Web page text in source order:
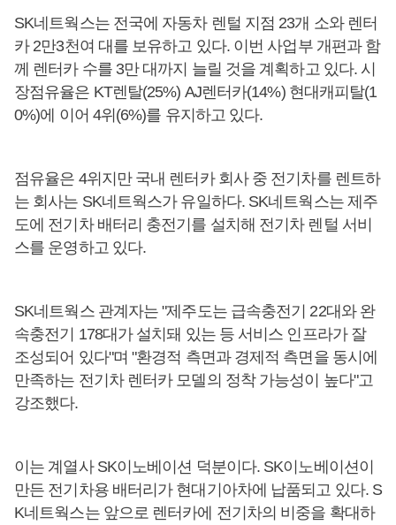
SK네트웍스는 전국에 자동차 렌털 지점 23개 소와 렌터
카 2만3천여 대를 보유하고 있다. 이번 사업부 개편과 함
께 렌터카 수를 3만 대까지 늘릴 것을 계획하고 있다. 시
장점유율은 KT렌탈(25%) AJ렌터카(14%) 현대캐피탈(1
0%)에 이어 4위(6%)를 유지하고 있다.
점유율은 4위지만 국내 렌터카 회사 중 전기차를 렌트하
는 회사는 SK네트웍스가 유일하다. SK네트웍스는 제주
도에 전기차 배터리 충전기를 설치해 전기차 렌털 서비
스를 운영하고 있다.
SK네트웍스 관계자는 "제주도는 급속충전기 22대와 완
속충전기 178대가 설치돼 있는 등 서비스 인프라가 잘
조성되어 있다"며 "환경적 측면과 경제적 측면을 동시에
만족하는 전기차 렌터카 모델의 정착 가능성이 높다"고
강조했다.
이는 계열사 SK이노베이션 덕분이다. SK이노베이션이
만든 전기차용 배터리가 현대기아차에 납품되고 있다. S
K네트웍스는 앞으로 렌터카에 전기차의 비중을 확대하